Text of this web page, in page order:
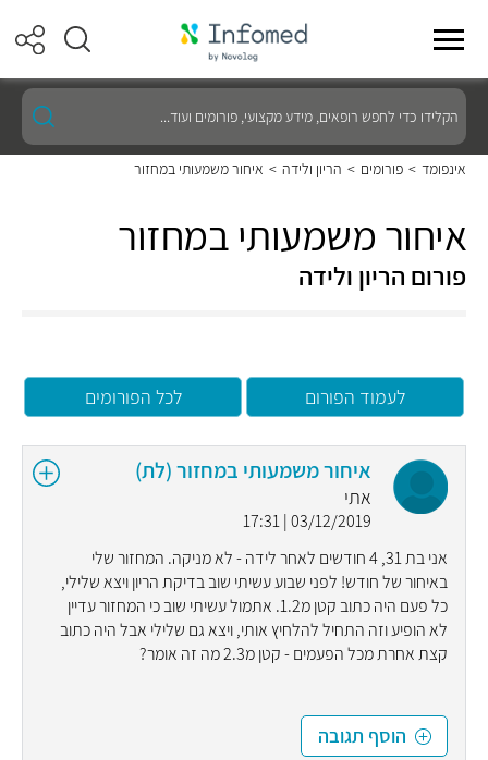
הקלידו
כדי
לחפש
רופאים,
מידע
ועוד...
אינפומד > פורומים > הריון ולידה > איחור משמעותי במחזור
איחור משמעותי במחזור
פורום הריון ולידה
לעמוד הפורום לכל הפורומים
איחור משמעותי במחזור (לת)
אתי
03/12/2019 | 17:31
אני בת 31, 4 חודשים לאחר לידה - לא מניקה. המחזור שלי
באיחור של חודש! לפני שבוע עשיתי שוב בדיקת הריון ויצא שלילי,
כל פעם היה כתוב קטן מ1.2. אתמול עשיתי שוב כי המחזור עדיין
לא הופיע וזה התחיל להלחיץ אותי, ויצא גם שלילי אבל היה כתוב
קצת אחרת מכל הפעמים - קטן מ2.3 מה זה אומר?
הוסף תגובה